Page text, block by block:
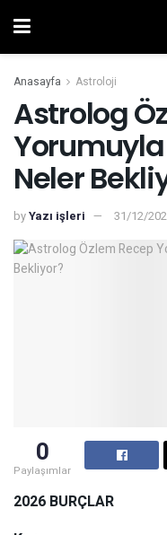
Anasayfa Astroloji
Astrolog
Yorumuyla
Neler
byYazı işleri 31/12/
0
Paylaşımlar
2026 BURÇLAR